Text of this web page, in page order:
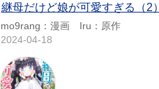
継母だけど娘が可愛すぎる（2）
mo9rang：漫画 Iru：原作
2024-04-18